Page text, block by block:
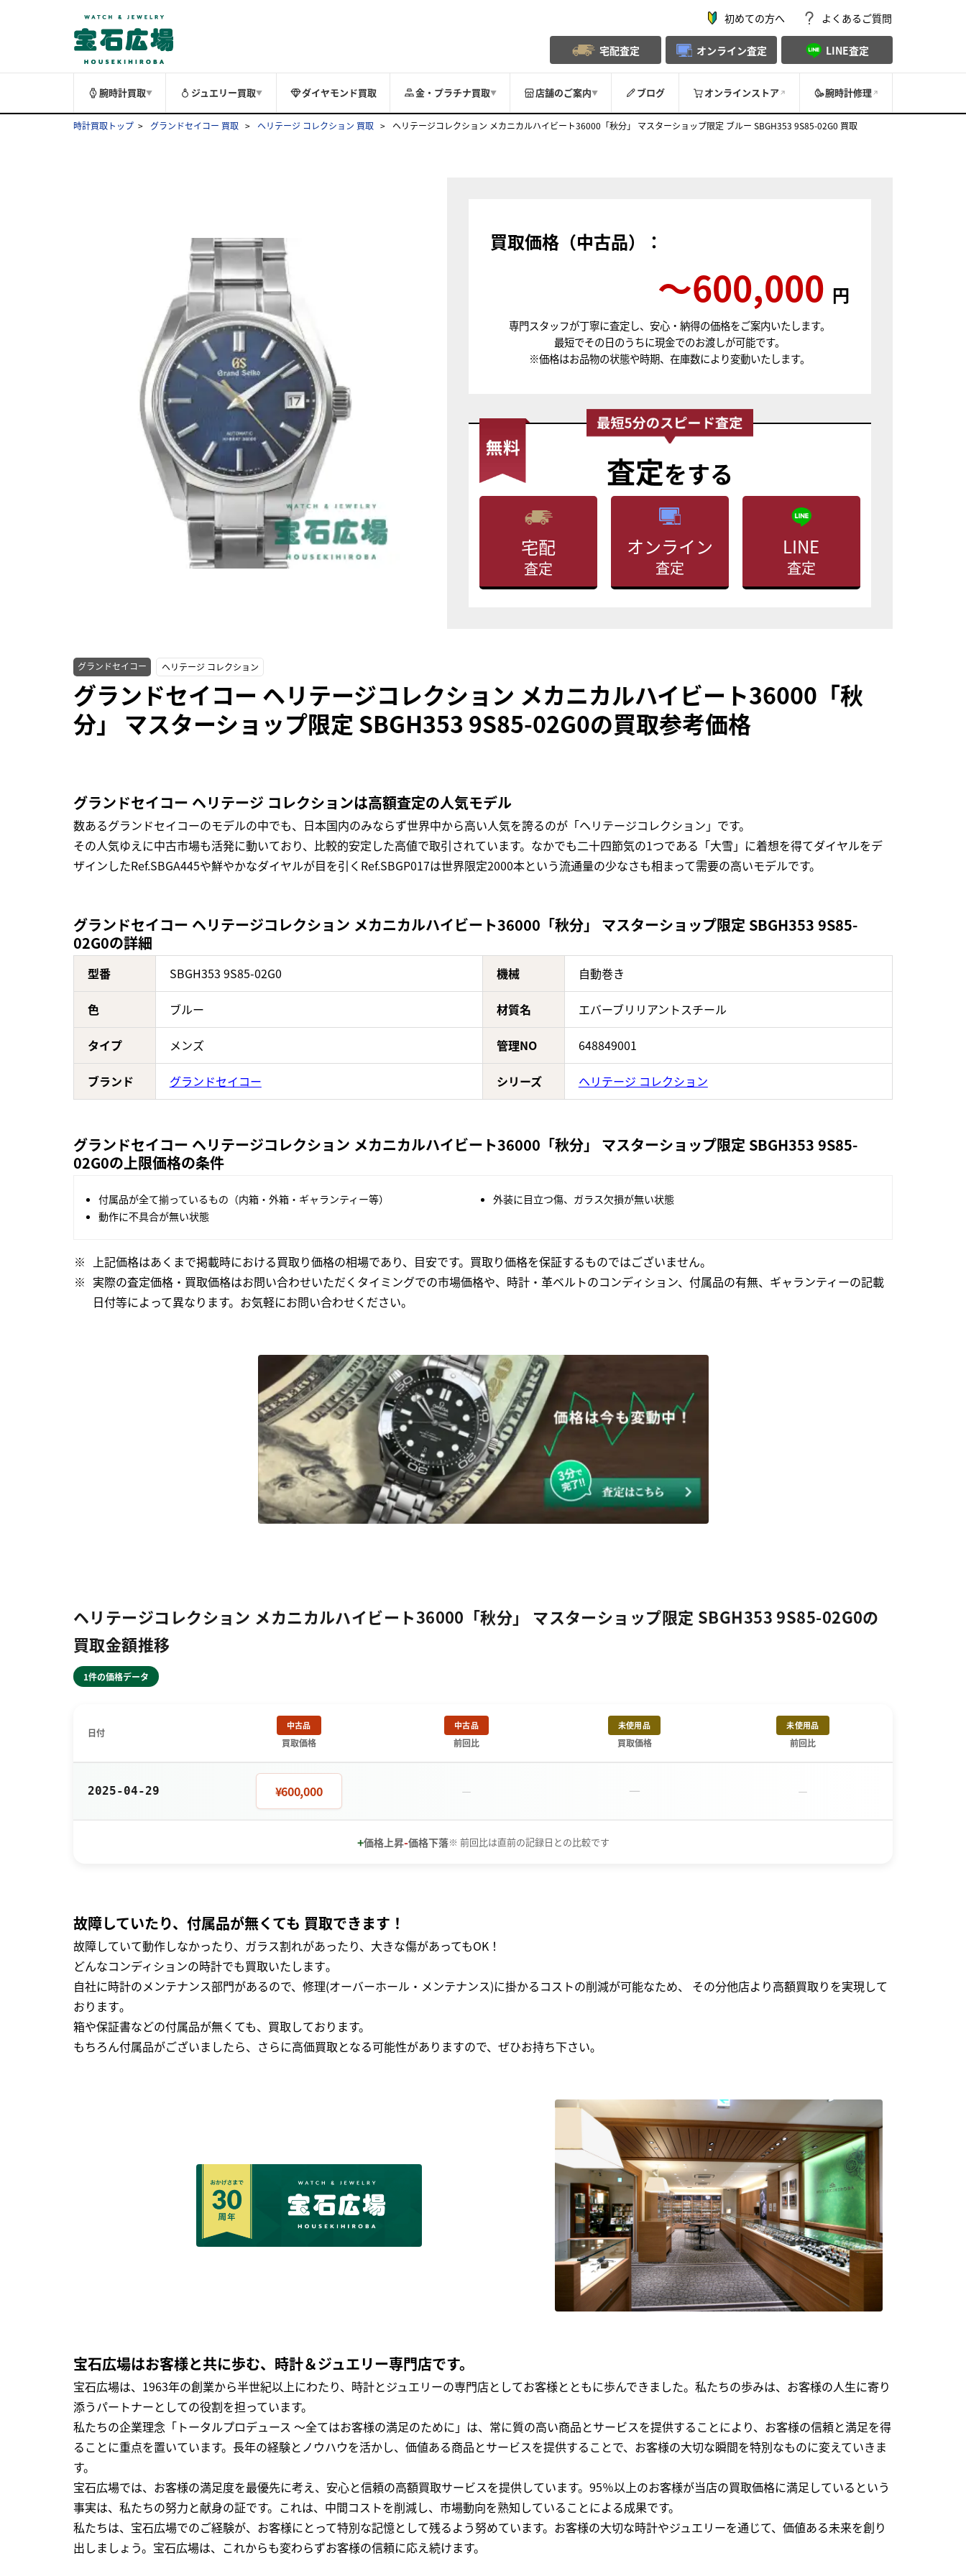
初めての方へ よくあるご質問
宅配査定 オンライン査定 LINE査定
腕時計買取▼ ジュエリー買取▼ ダイヤモンド買取 金・プラチナ買取▼ 店舗のご案内▼ ブログ オンラインストア 腕時計修理
時計買取トップ グランドセイコー 買取 ヘリテージ コレクション 買取 ヘリテージコレクション メカニカルハイビート36000「秋分」 マスターショップ限定 ブルー SBGH353 9S85-02G0 買取
買取価格（中古品）：
〜600,000 円
専門スタッフが丁寧に査定し、安心・納得の価格をご案内いたします。
最短でその日のうちに現金でのお渡しが可能です。
※価格はお品物の状態や時期、在庫数により変動いたします。
査定をする
宅配
査定
オンライン
査定
LINE
査定
グランドセイコー ヘリテージ コレクション
グランドセイコー ヘリテージコレクション メカニカルハイビート36000「秋
分」 マスターショップ限定 SBGH353 9S85-02G0の買取参考価格
グランドセイコー ヘリテージ コレクションは高額査定の人気モデル
数あるグランドセイコーのモデルの中でも、日本国内のみならず世界中から高い人気を誇るのが「ヘリテージコレクション」です。
その人気ゆえに中古市場も活発に動いており、比較的安定した高値で取引されています。なかでも二十四節気の1つである「大雪」に着想を得てダイヤルをデ
ザインしたRef.SBGA445や鮮やかなダイヤルが目を引くRef.SBGP017は世界限定2000本という流通量の少なさも相まって需要の高いモデルです。
グランドセイコー ヘリテージコレクション メカニカルハイビート36000「秋分」 マスターショップ限定 SBGH353 9S85-
02G0の詳細
型番 SBGH353 9S85-02G0 機械 自動巻き
色 ブルー 材質名 エバーブリリアントスチール
タイプ メンズ 管理NO 648849001
ブランド グランドセイコー シリーズ ヘリテージ コレクション
グランドセイコー ヘリテージコレクション メカニカルハイビート36000「秋分」 マスターショップ限定 SBGH353 9S85-
02G0の上限価格の条件
付属品が全て揃っているもの（内箱・外箱・ギャランティー等）
外装に目立つ傷、ガラス欠損が無い状態
動作に不具合が無い状態
上記価格はあくまで掲載時における買取り価格の相場であり、目安です。買取り価格を保証するものではございません。
実際の査定価格・買取価格はお問い合わせいただくタイミングでの市場価格や、時計・革ベルトのコンディション、付属品の有無、ギャランティーの記載
日付等によって異なります。お気軽にお問い合わせください。
ヘリテージコレクション メカニカルハイビート36000「秋分」 マスターショップ限定 SBGH353 9S85-02G0の
買取金額推移
1件の価格データ
日付
中古品
買取価格
中古品
前回比
未使用品
買取価格
未使用品
前回比
2025-04-29 ¥600,000 － － －
+価格上昇-価格下落※ 前回比は直前の記録日との比較です
故障していたり、付属品が無くても 買取できます！
故障していて動作しなかったり、ガラス割れがあったり、大きな傷があってもOK！
どんなコンディションの時計でも買取いたします｡
自社に時計のメンテナンス部門があるので、修理(オーバーホール・メンテナンス)に掛かるコストの削減が可能なため、 その分他店より高額買取りを実現して
おります｡
箱や保証書などの付属品が無くても、買取しております。
もちろん付属品がございましたら、さらに高価買取となる可能性がありますので、ぜひお持ち下さい｡
宝石広場はお客様と共に歩む、時計＆ジュエリー専門店です。
宝石広場は、1963年の創業から半世紀以上にわたり、時計とジュエリーの専門店としてお客様とともに歩んできました。私たちの歩みは、お客様の人生に寄り
添うパートナーとしての役割を担っています。
私たちの企業理念「トータルプロデュース ～全てはお客様の満足のために」は、常に質の高い商品とサービスを提供することにより、お客様の信頼と満足を得
ることに重点を置いています。長年の経験とノウハウを活かし、価値ある商品とサービスを提供することで、お客様の大切な瞬間を特別なものに変えていきま
す。
宝石広場では、お客様の満足度を最優先に考え、安心と信頼の高額買取サービスを提供しています。95％以上のお客様が当店の買取価格に満足しているという
事実は、私たちの努力と献身の証です。これは、中間コストを削減し、市場動向を熟知していることによる成果です。
私たちは、宝石広場でのご経験が、お客様にとって特別な記憶として残るよう努めています。お客様の大切な時計やジュエリーを通じて、価値ある未来を創り
出しましょう。宝石広場は、これからも変わらずお客様の信頼に応え続けます。